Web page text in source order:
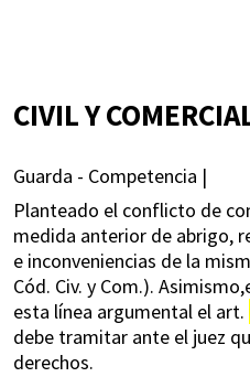
CIVIL Y
Guarda - Competencia |
Planteado el conflicto de
medida anterior de abrigo,
e inconveniencias de la
Cód. Civ. y Com.).
esta línea argumental el art.
debe tramitar ante el juez
derechos.